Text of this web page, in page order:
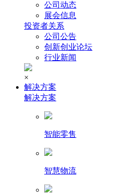
公司动态
展会信息
投资者关系
公司公告
创新创业论坛
行业新闻
×
解决方案
解决方案
智能零售
智慧物流